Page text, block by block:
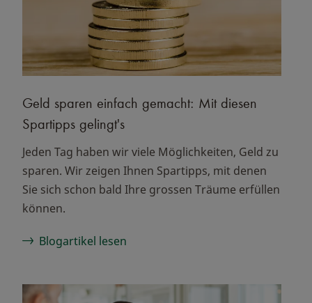
Geld sparen einfach gemacht: Mit diesen
Spartipps gelingt's
Jeden Tag haben wir viele Möglichkeiten, Geld zu
sparen. Wir zeigen Ihnen Spartipps, mit denen
Sie sich schon bald Ihre grossen Träume erfüllen
können.
Blogartikel lesen